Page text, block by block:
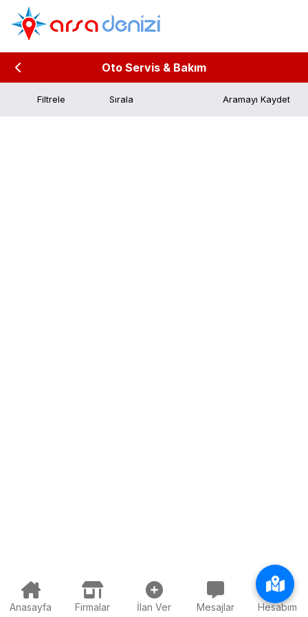
Oto Servis & Bakım
Filtrele Aramayı Kaydet
Anasayfa Firmalar İlan Ver Mesajlar Hesabım